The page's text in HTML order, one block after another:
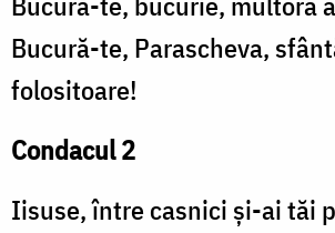
Bucură-te, Parascheva,
folositoare!
Condacul 2
Iisuse, între casnici și-ai tăi